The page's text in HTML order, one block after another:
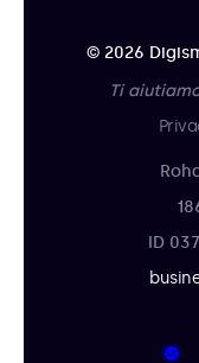
© 2026
Ti
ID